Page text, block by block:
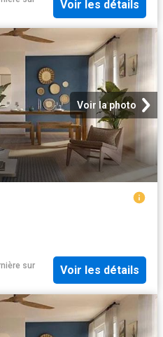
Voir les détails
Voir la photo
sur
Voir les détails